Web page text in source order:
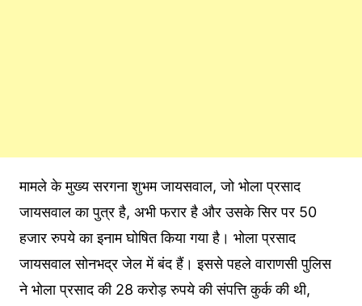
मामले के मुख्य सरगना शुभम जायसवाल, जो भोला प्रसाद
जायसवाल का पुत्र है, अभी फरार है और उसके सिर पर 50
हजार रुपये का इनाम घोषित किया गया है। भोला प्रसाद
जायसवाल सोनभद्र जेल में बंद हैं। इससे पहले वाराणसी पुलिस
ने भोला प्रसाद की 28 करोड़ रुपये की संपत्ति कुर्क की थी,